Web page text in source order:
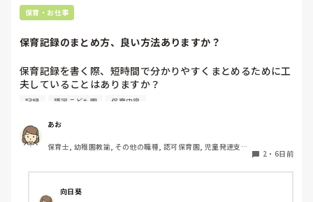
子どもにも感情があるし、行動にら理由があると思うのでイラ
っとした時は一旦落ち着いて、どうしてこの子はこのような表
子どもを1人の人間として見ること保育者として大切な姿勢だ
子どもってすごい力を持っているので自分のことをわかってく
れるいつも寄り添ってくれるとわかってくれる先生の話は聞い
てくれると思いますよ。なので手遊びや隙間時間に子どもの気
持ちを惹きつけるゲームなど保育のレパートリーがたくさんあ
子ども達は楽しそうと思ったところに集まったり気持ちを集中
させたり話を聞いてくれると思うので先生自身楽しく保育して
くださいね。
綺麗事ばかり言いましたが実際の現場は戦場ですよね（ ; ; ）
保育・お仕事
保育記録のまとめ方、良い方法ありますか？
保育記録を書く際、短時間で分かりやすくまとめるために工
夫していることはありますか？
観察したことが多い日は、どのように優先順位をつけて記録
みなさんの方法を教えていただきたいです！
記録 認定こども園 保育内容
あお
保育士, 幼稚園教諭, その他の職種, 認可保育園, 児童発達支援
2 ・ 6日前
向日葵